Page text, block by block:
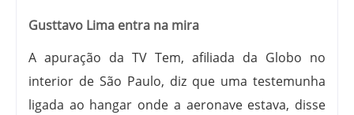
Gusttavo Lima entra na mira
A apuração da TV Tem, afiliada da Globo no
interior de São Paulo, diz que uma testemunha
ligada ao hangar onde a aeronave estava, disse